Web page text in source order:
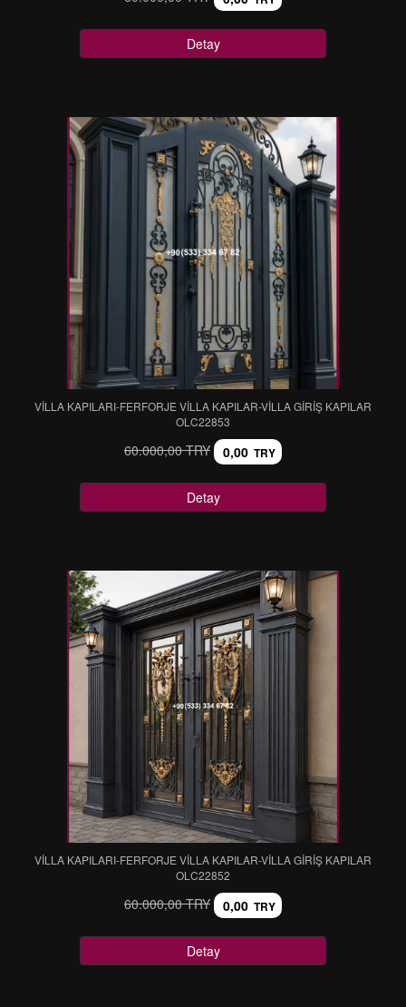
Detay
VİLLA KAPILARI-FERFORJE VİLLA KAPILAR-VİLLA GİRİŞ KAPILAR
OLC22853
60.000,00 TRY 0,00 TRY
Detay
VİLLA KAPILARI-FERFORJE VİLLA KAPILAR-VİLLA GİRİŞ KAPILAR
OLC22852
60.000,00 TRY 0,00 TRY
Detay